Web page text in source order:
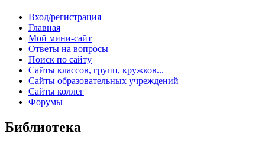
Вход/регистрация
Главная
Мой мини-сайт
Ответы на вопросы
Поиск по сайту
Сайты классов, групп, кружков...
Сайты образовательных учреждений
Сайты коллег
Форумы
Библиотека